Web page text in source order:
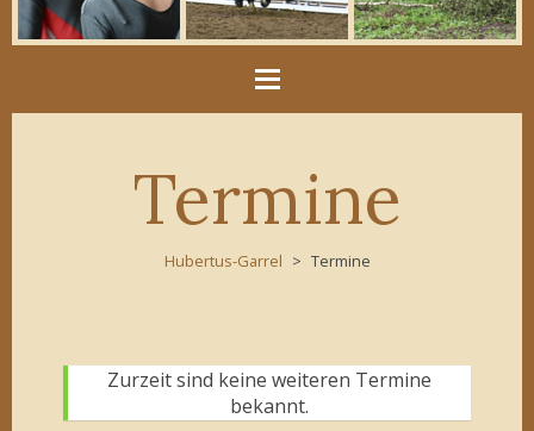
Termine
Hubertus-Garrel Termine
Zurzeit sind keine weiteren Termine
bekannt.